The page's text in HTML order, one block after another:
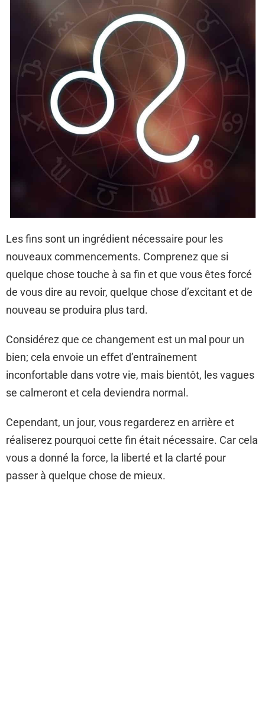
Les fins sont un ingrédient nécessaire pour les
nouveaux commencements. Comprenez que si
quelque chose touche à sa fin et que vous êtes forcé
de vous dire au revoir, quelque chose d’excitant et de
nouveau se produira plus tard.
Considérez que ce changement est un mal pour un
bien; cela envoie un effet d’entraînement
inconfortable dans votre vie, mais bientôt, les vagues
se calmeront et cela deviendra normal.
Cependant, un jour, vous regarderez en arrière et
réaliserez pourquoi cette fin était nécessaire. Car cela
vous a donné la force, la liberté et la clarté pour
passer à quelque chose de mieux.